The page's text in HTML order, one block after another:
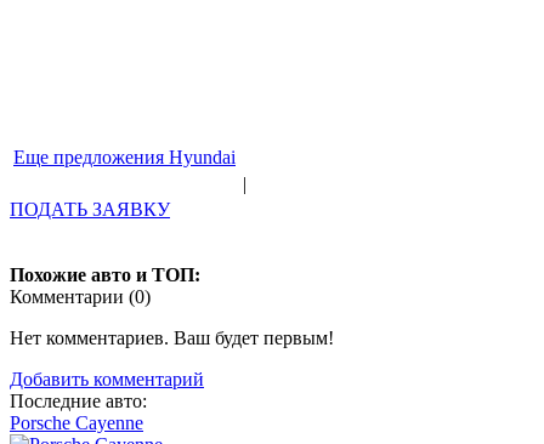
Еще предложения Hyundai
|
ПОДАТЬ ЗАЯВКУ
Похожие авто и ТОП:
Комментарии (0)
Нет комментариев. Ваш будет первым!
Добавить комментарий
Последние авто:
Porsche Cayenne